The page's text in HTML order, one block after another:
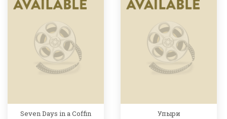
Seven Days in a Coffin Упыри